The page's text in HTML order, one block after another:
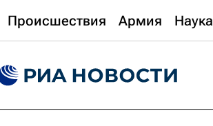
Происшествия Армия Наука